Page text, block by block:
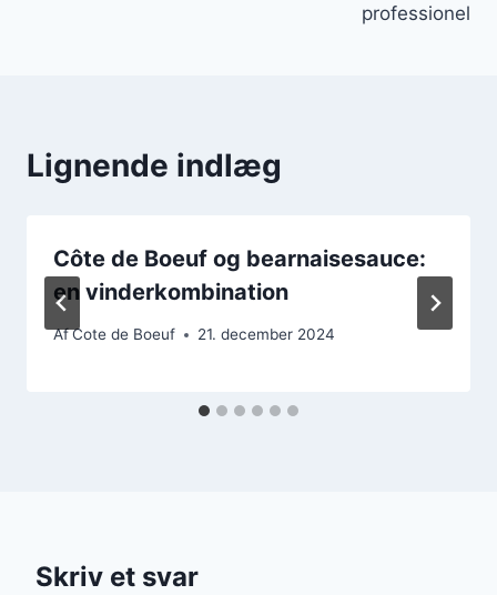
professionel
Lignende indlæg
Côte de Boeuf og bearnaisesauce:
en vinderkombination
AfCote de Boeuf 21. december 2024
Skriv et svar